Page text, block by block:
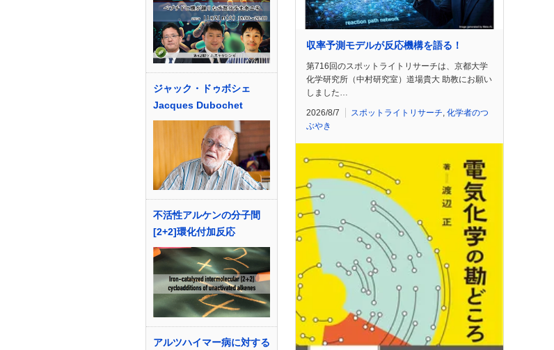
ジャック・ドゥボシェ
Jacques Dubochet
不活性アルケンの分子間
[2+2]環化付加反応
アルツハイマー病に対する
収率予測モデルが反応機構を語る！
第716回のスポットライトリサーチは、京都大学
化学研究所（中村研究室）道場貴大 助教にお願い
しました…
2026/8/7 スポットライトリサーチ 化学者のつ
ぶやき